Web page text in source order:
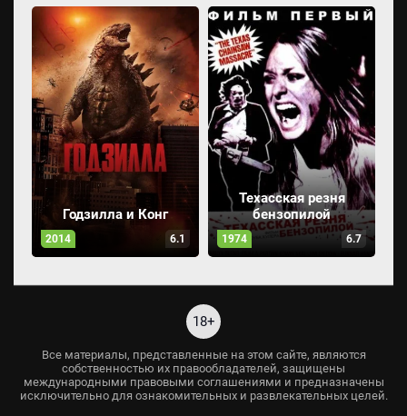
Годзилла и Конг
2014 6.1
Техасская резня
бензопилой
1974 6.7
18+
Все материалы, представленные на этом сайте, являются
собственностью их правообладателей, защищены
международными правовыми соглашениями и предназначены
исключительно для ознакомительных и развлекательных целей.